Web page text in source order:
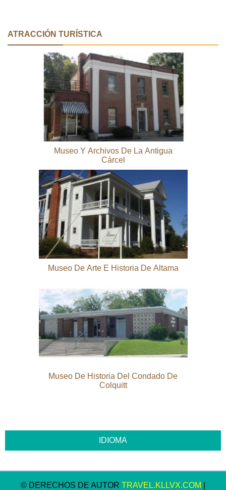
ATRACCIÓN TURÍSTICA
Museo Y Archivos De La Antigua
Cárcel
Museo De Arte E Historia De Altama
Museo De Historia Del Condado De
Colquitt
© DERECHOS DE AUTOR TRAVEL.KLLVX.COM